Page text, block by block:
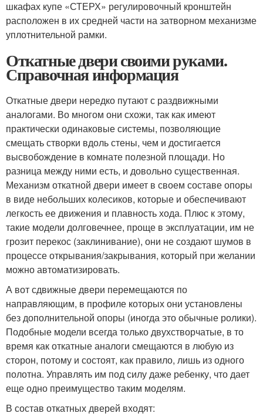
шкафах купе «СТЕРХ» регулировочный кронштейн
расположен в их средней части на затворном механизме
уплотнительной рамки.
Откатные двери своими руками.
Справочная информация
Откатные двери нередко путают с раздвижными
аналогами. Во многом они схожи, так как имеют
практически одинаковые системы, позволяющие
смещать створки вдоль стены, чем и достигается
высвобождение в комнате полезной площади. Но
разница между ними есть, и довольно существенная.
Механизм откатной двери имеет в своем составе опоры
в виде небольших колесиков, которые и обеспечивают
легкость ее движения и плавность хода. Плюс к этому,
такие модели долговечнее, проще в эксплуатации, им не
грозит перекос (заклинивание), они не создают шумов в
процессе открывания/закрывания, который при желании
можно автоматизировать.
А вот сдвижные двери перемещаются по
направляющим, в профиле которых они установлены
без дополнительной опоры (иногда это обычные ролики).
Подобные модели всегда только двухстворчатые, в то
время как откатные аналоги смещаются в любую из
сторон, потому и состоят, как правило, лишь из одного
полотна. Управлять им под силу даже ребенку, что дает
еще одно преимущество таким моделям.
В состав откатных дверей входят: